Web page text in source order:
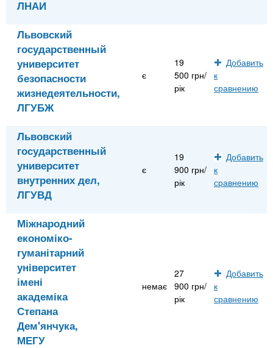
ЛНАИ
Львовский
государственный
университет
безопасности
жизнедеятельности,
ЛГУБЖ
є
19
500 грн/
рік
Добавить
к
сравнению
Львовский
государственный
университет
внутренних дел,
ЛГУВД
є
19
900 грн/
рік
Добавить
к
сравнению
Міжнародний
економіко-
гуманітарний
університет
імені
академіка
Степана
Дем'янчука,
МЕГУ
немає
27
900 грн/
рік
Добавить
к
сравнению